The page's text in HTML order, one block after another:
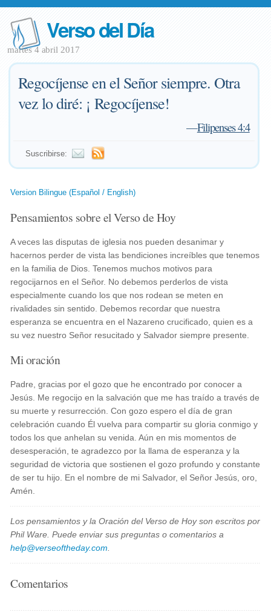
Verso del Día
martes 4 abril 2017
Regocíjense en el Señor siempre. Otra
vez lo diré: ¡ Regocíjense!
—Filipenses 4:4
Suscribirse:
Version Bilingue (Español / English)
Pensamientos sobre el Verso de Hoy
A veces las disputas de iglesia nos pueden desanimar y
hacernos perder de vista las bendiciones increíbles que tenemos
en la familia de Dios. Tenemos muchos motivos para
regocijarnos en el Señor. No debemos perderlos de vista
especialmente cuando los que nos rodean se meten en
rivalidades sin sentido. Debemos recordar que nuestra
esperanza se encuentra en el Nazareno crucificado, quien es a
su vez nuestro Señor resucitado y Salvador siempre presente.
Mi oración
Padre, gracias por el gozo que he encontrado por conocer a
Jesús. Me regocijo en la salvación que me has traído a través de
su muerte y resurrección. Con gozo espero el día de gran
celebración cuando Él vuelva para compartir su gloria conmigo y
todos los que anhelan su venida. Aún en mis momentos de
desesperación, te agradezco por la llama de esperanza y la
seguridad de victoria que sostienen el gozo profundo y constante
de ser tu hijo. En el nombre de mi Salvador, el Señor Jesús, oro,
Amén.
Los pensamientos y la Oración del Verso de Hoy son escritos por
Phil Ware. Puede enviar sus preguntas o comentarios a
help@verseoftheday.com
Comentarios